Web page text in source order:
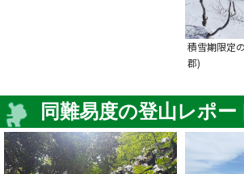
積雪期限定
郡)
同難易度の登山レポー